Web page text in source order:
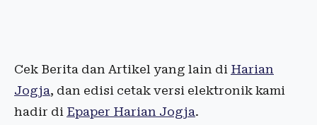
Cek Berita dan Artikel yang lain di Harian
Jogja, dan edisi cetak versi elektronik kami
hadir di Epaper Harian Jogja.